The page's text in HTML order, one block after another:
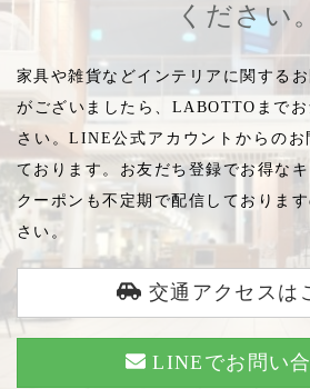
ください。
家具や雑貨などインテリアに関する
がございましたら、LABOTTOまで
さい。LINE公式アカウントからのお
ております。お友だち登録でお得な
クーポンも不定期で配信しておりま
さい。
交通アクセスは
LINEでお問い